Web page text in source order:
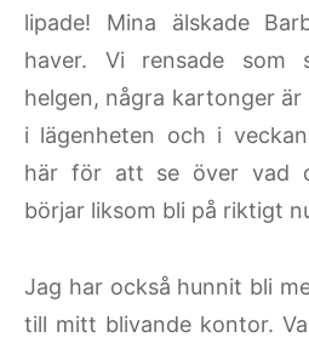
lipade! Mina älskade
haver. Vi rensade som
helgen, några kartonger
i lägenheten och i
här för att se över vad
börjar liksom bli på riktigt
Jag har också hunnit bli
till mitt blivande kontor.